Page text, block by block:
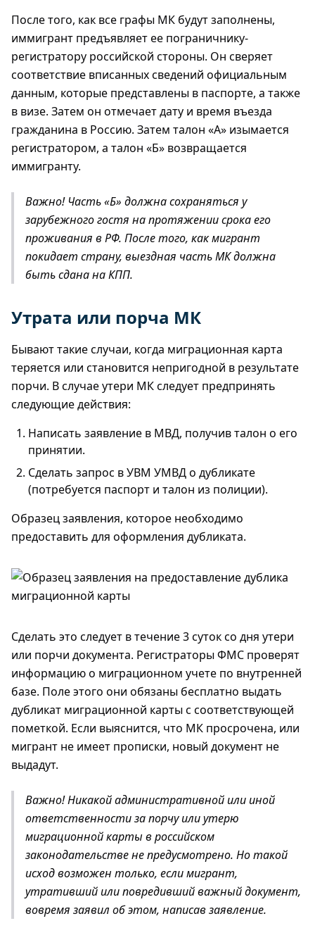
После того, как все графы МК будут заполнены,
иммигрант предъявляет ее пограничнику-
регистратору российской стороны. Он сверяет
соответствие вписанных сведений официальным
данным, которые представлены в паспорте, а также
в визе. Затем он отмечает дату и время въезда
гражданина в Россию. Затем талон «А» изымается
регистратором, а талон «Б» возвращается
иммигранту.
Важно! Часть «Б» должна сохраняться у
зарубежного гостя на протяжении срока его
проживания в РФ. После того, как мигрант
покидает страну, выездная часть МК должна
быть сдана на КПП.
Утрата или порча МК
Бывают такие случаи, когда миграционная карта
теряется или становится непригодной в результате
порчи. В случае утери МК следует предпринять
следующие действия:
Написать заявление в МВД, получив талон о его
принятии.
Сделать запрос в УВМ УМВД о дубликате
(потребуется паспорт и талон из полиции).
Образец заявления, которое необходимо
предоставить для оформления дубликата.
Сделать это следует в течение 3 суток со дня утери
или порчи документа. Регистраторы ФМС проверят
информацию о миграционном учете по внутренней
базе. Поле этого они обязаны бесплатно выдать
дубликат миграционной карты с соответствующей
пометкой. Если выяснится, что МК просрочена, или
мигрант не имеет прописки, новый документ не
выдадут.
Важно! Никакой административной или иной
ответственности за порчу или утерю
миграционной карты в российском
законодательстве не предусмотрено. Но такой
исход возможен только, если мигрант,
утративший или повредивший важный документ,
вовремя заявил об этом, написав заявление.